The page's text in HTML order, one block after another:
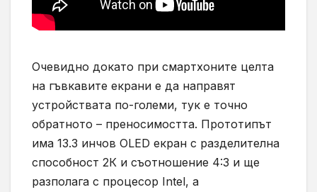
Очевидно докато при смартхоните целта
на гъвкавите екрани е да направят
устройствата по-големи, тук е точно
обратното – преносимостта. Прототипът
има 13.3 инчов OLED екран с разделителна
способност 2К и съотношение 4:3 и ще
разполага с процесор Intel, а